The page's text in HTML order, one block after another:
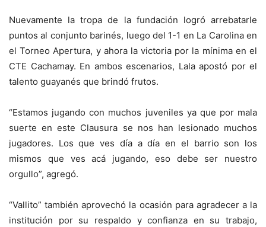
Nuevamente la tropa de la fundación logró arrebatarle
puntos al conjunto barinés, luego del 1-1 en La Carolina en
el Torneo Apertura, y ahora la victoria por la mínima en el
CTE Cachamay. En ambos escenarios, Lala apostó por el
talento guayanés que brindó frutos.
“Estamos jugando con muchos juveniles ya que por mala
suerte en este Clausura se nos han lesionado muchos
jugadores. Los que ves día a día en el barrio son los
mismos que ves acá jugando, eso debe ser nuestro
orgullo”, agregó.
“Vallito” también aprovechó la ocasión para agradecer a la
institución por su respaldo y confianza en su trabajo,